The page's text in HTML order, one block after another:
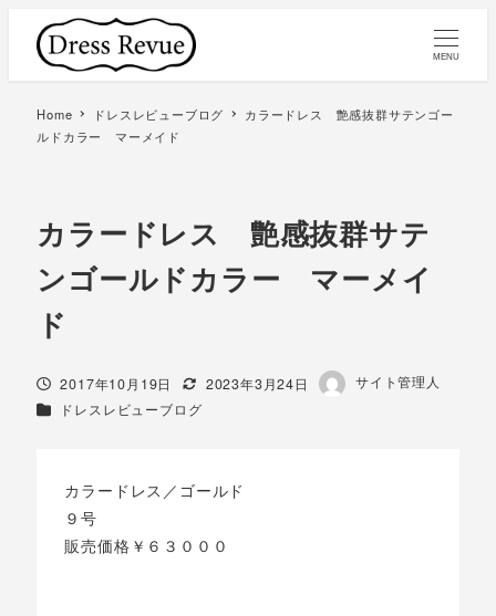
MENU
Home ドレスレビューブログ
カラードレス 艶感抜群サテンゴー
ルドカラー マーメイド
カラードレス 艶感抜群サテ
ンゴールドカラー マーメイ
ド
投稿日
2017年10月19日 更新日
2023年3月24日
著
サイト管理人
カテゴリー
ドレスレビューブログ
カラードレス／ゴールド
９号
販売価格￥６３０００